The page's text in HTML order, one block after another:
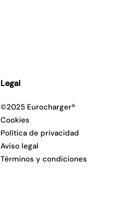
Legal
©2025 Eurocharger®
Cookies
Política de privacidad
Aviso legal
Términos y condiciones